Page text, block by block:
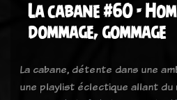
La cabane #60 -
dommage, gommage
La cabane, détente dans une
une playlist éclectique allant du